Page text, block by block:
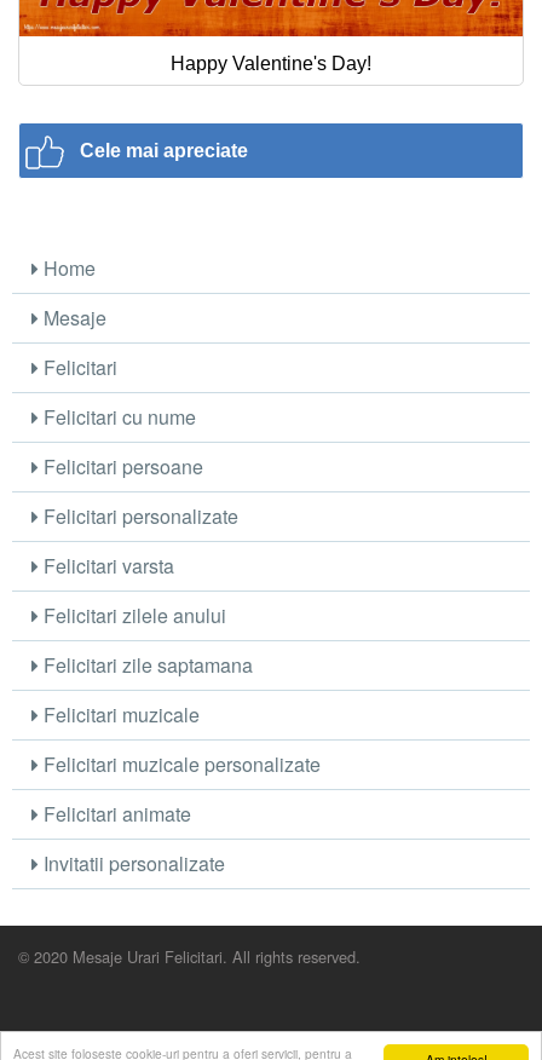
Acest site foloseste cookie-uri pentru a oferi servicii, pentru a
Happy Valentine's Day!
Cele mai apreciate
Home
Mesaje
Felicitari
Felicitari cu nume
Felicitari persoane
Felicitari personalizate
Felicitari varsta
Felicitari zilele anului
Felicitari zile saptamana
Felicitari muzicale
Felicitari muzicale personalizate
Felicitari animate
Invitatii personalizate
© 2020 Mesaje Urari Felicitari. All rights reserved.